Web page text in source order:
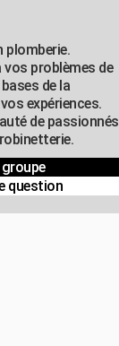
plomberie.
vos problèmes de
de la
expériences.
de passionnés
groupe
question